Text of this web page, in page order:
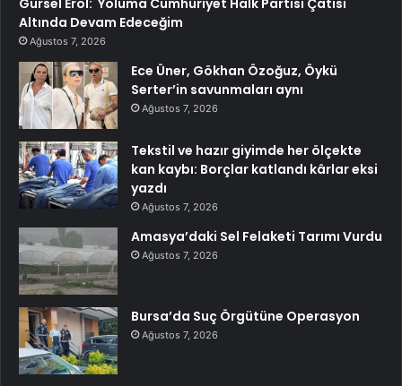
Gürsel Erol: Yoluma Cumhuriyet Halk Partisi Çatısı
Altında Devam Edeceğim
Ağustos 7, 2026
Ece Üner, Gökhan Özoğuz, Öykü
Serter’in savunmaları aynı
Ağustos 7, 2026
Tekstil ve hazır giyimde her ölçekte
kan kaybı: Borçlar katlandı kârlar eksi
yazdı
Ağustos 7, 2026
Amasya’daki Sel Felaketi Tarımı Vurdu
Ağustos 7, 2026
Bursa’da Suç Örgütüne Operasyon
Ağustos 7, 2026